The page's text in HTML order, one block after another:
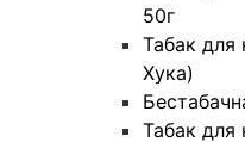
50г
Табак для
Хука)
Табак для